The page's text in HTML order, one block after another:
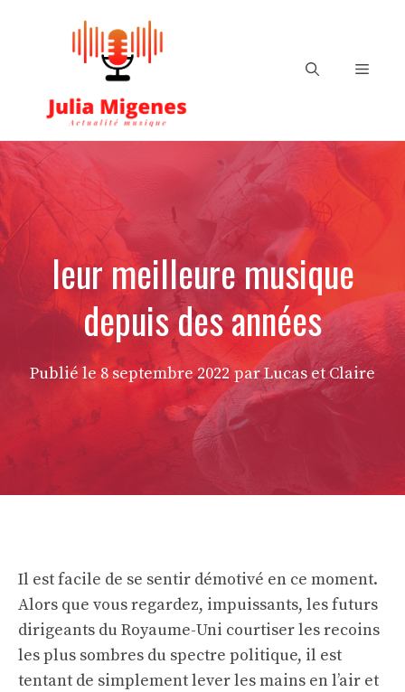
Menu
leur meilleure musique
depuis des années
Publié le 8 septembre 2022 par Lucas et Claire
Il est facile de se sentir démotivé en ce moment.
Alors que vous regardez, impuissants, les futurs
dirigeants du Royaume-Uni courtiser les recoins
les plus sombres du spectre politique, il est
tentant de simplement lever les mains en l’air et